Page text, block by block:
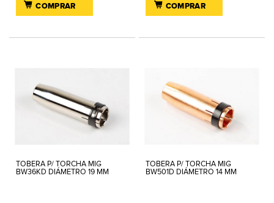
COMPRAR COMPRAR
TOBERA P/ TORCHA MIG
BW36KD DIÁMETRO 19 MM
TOBERA P/ TORCHA MIG
BW501D DIÁMETRO 14 MM